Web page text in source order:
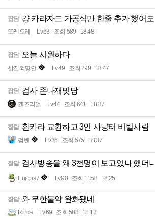
잡담 걍 카라자드 가공식만 한줄 추가 했어도
또레오레 Lv.63 조회 589 18:48
잡담 오늘 시원하다
삽질의명인 Lv.49 조회 299 18:47
잡담 검사 존나재밋당
겐즈리얼 Lv.44 조회 641 18:37
잡담 환카라 교환하고 3인 사냥터 비빌사람
검벤 Lv.36 조회 575 18:37
잡담 검사방송을 왜 3천명이 보고있나 했더니
Europa7 Lv.90 조회 1158 18:25
잡담 와 무한물약 완화됐네
Rinda Lv.69 조회 588 18:13